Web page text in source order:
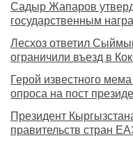
Садыр Жапаров
государственным
Лесхоз ответил
ограничили въезд в
Герой известного
опроса на пост
Президент
правительств стран